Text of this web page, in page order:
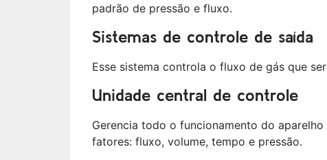
padrão de pressão e fluxo.
Sistemas de controle de saída
Esse sistema controla o fluxo de gás que
Unidade central de controle
Gerencia todo o funcionamento do
fatores: fluxo, volume, tempo e pressão.